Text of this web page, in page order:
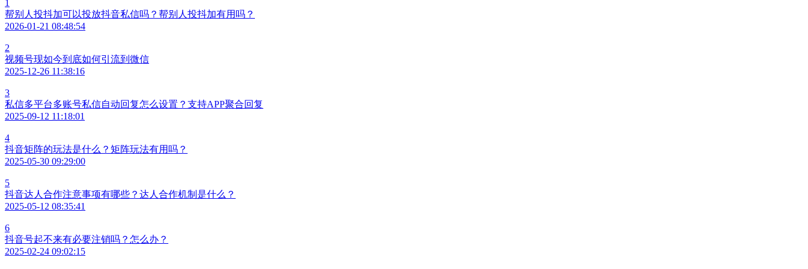
1
帮别人投抖加可以投放抖音私信吗？帮别人投抖加有用吗？
2026-01-21 08:48:54
2
视频号现如今到底如何引流到微信
2025-12-26 11:38:16
3
私信多平台多账号私信自动回复怎么设置？支持APP聚合回复
2025-09-12 11:18:01
4
抖音矩阵的玩法是什么？矩阵玩法有用吗？
2025-05-30 09:29:00
5
抖音达人合作注意事项有哪些？达人合作机制是什么？
2025-05-12 08:35:41
6
抖音号起不来有必要注销吗？怎么办？
2025-02-24 09:02:15